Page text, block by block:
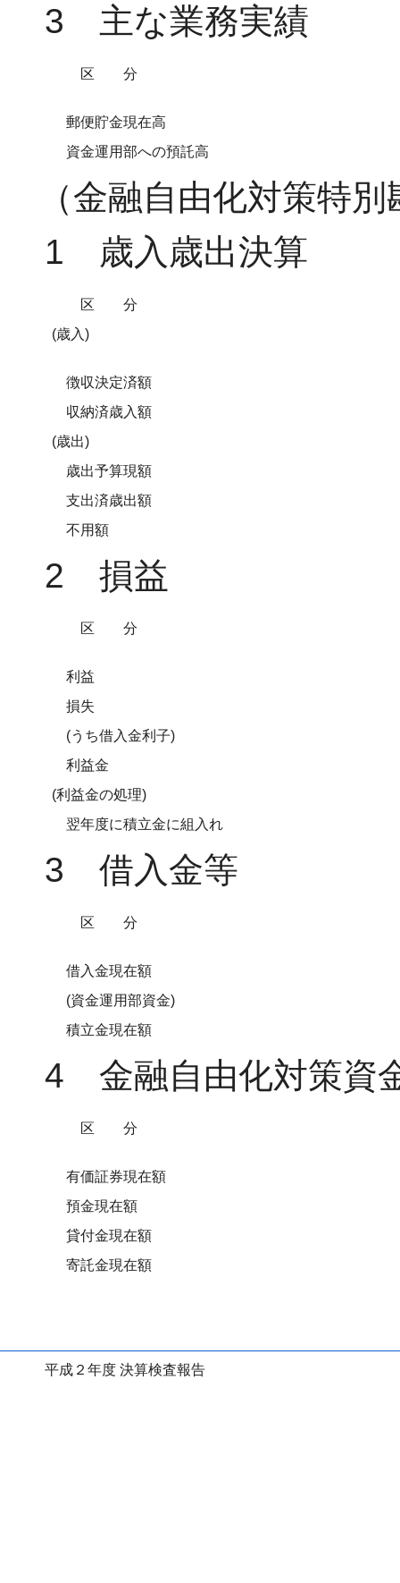
3 主な業務実績
区分
郵便貯金現在高
資金運用部への預託高
（金融自由化対策特
1 歳入歳出決算
区分
(歳入)
徴収決定済額
収納済歳入額
(歳出)
歳出予算現額
支出済歳出額
不用額
2 損益
区分
利益
損失
(うち借入金利子)
利益金
(利益金の処理)
翌年度に積立金に組入れ
3 借入金等
区分
借入金現在額
(資金運用部資金)
積立金現在額
4 金融自由化対策資
区分
有価証券現在額
預金現在額
貸付金現在額
寄託金現在額
平成２年度 決算検査報告